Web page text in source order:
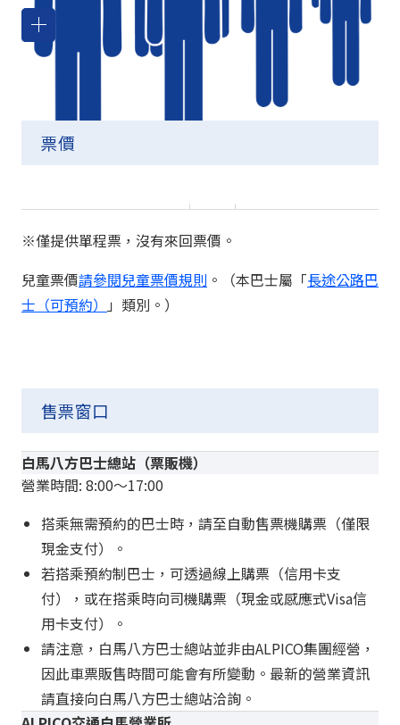
空位查詢
票價
※僅提供單程票，沒有來回票價。
兒童票價請參閱兒童票價規則 。（本巴士屬「長途公路巴
士（可預約）
」類別。）
售票窗口
白馬八方巴士總站（票販機）
營業時間: 8:00〜17:00
搭乘無需預約的巴士時，請至自動售票機購票（僅限
現金支付）。
若搭乘預約制巴士，可透過線上購票（信用卡支
付），或在搭乘時向司機購票（現金或感應式Visa信
用卡支付）。
請注意，白馬八方巴士總站並非由ALPICO集團經營，
因此車票販售時間可能會有所變動。最新的營業資訊
請直接向白馬八方巴士總站洽詢。